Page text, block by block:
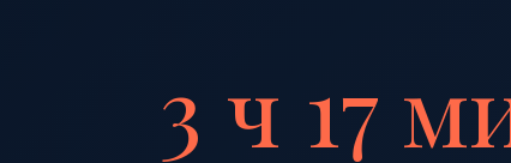
3 ч 17